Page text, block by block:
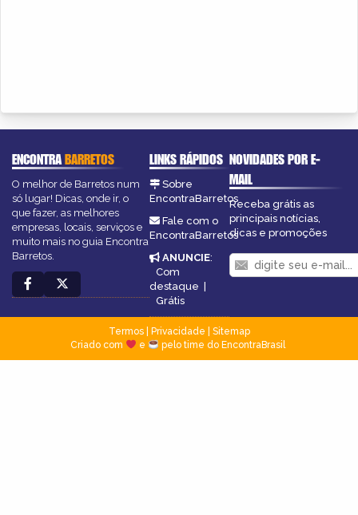
ENCONTRABARRETOS
O melhor de Barretos num
só lugar! Dicas, onde ir, o
que fazer, as melhores
empresas, locais, serviços e
muito mais no guia Encontra
Barretos.
LINKS RÁPIDOS
Sobre
EncontraBarretos
Fale com o
EncontraBarretos
ANUNCIE:
Com
destaque |
Grátis
NOVIDADES POR E-
MAIL
Receba grátis as
principais notícias,
dicas e promoções
Termos| Privacidade
Sitemap
Criado com
e pelo time do EncontraBrasil